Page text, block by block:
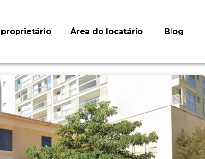
Área do locatário Blog